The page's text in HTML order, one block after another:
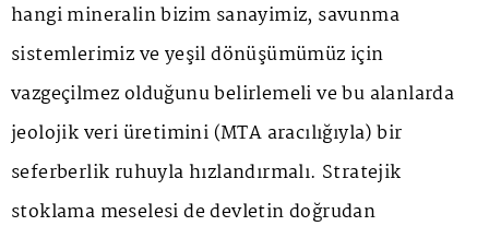
hangi mineralin bizim sanayimiz, savunma
sistemlerimiz ve yeşil dönüşümümüz için
vazgeçilmez olduğunu belirlemeli ve bu alanlarda
jeolojik veri üretimini (MTA aracılığıyla) bir
seferberlik ruhuyla hızlandırmalı. Stratejik
stoklama meselesi de devletin doğrudan